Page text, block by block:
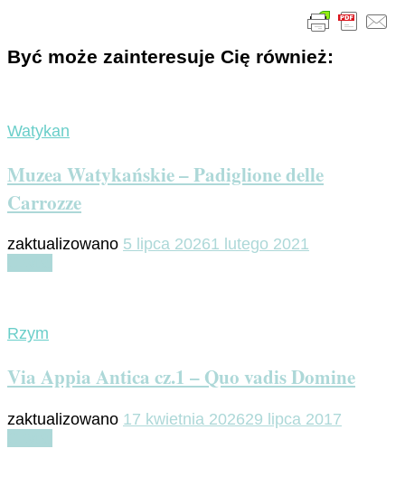
Być może zainteresuje Cię również:
Watykan
Muzea Watykańskie – Padiglione delle
Carrozze
zaktualizowano 5 lipca 20261 lutego 2021
Rzym
Via Appia Antica cz.1 – Quo vadis Domine
zaktualizowano 17 kwietnia 202629 lipca 2017